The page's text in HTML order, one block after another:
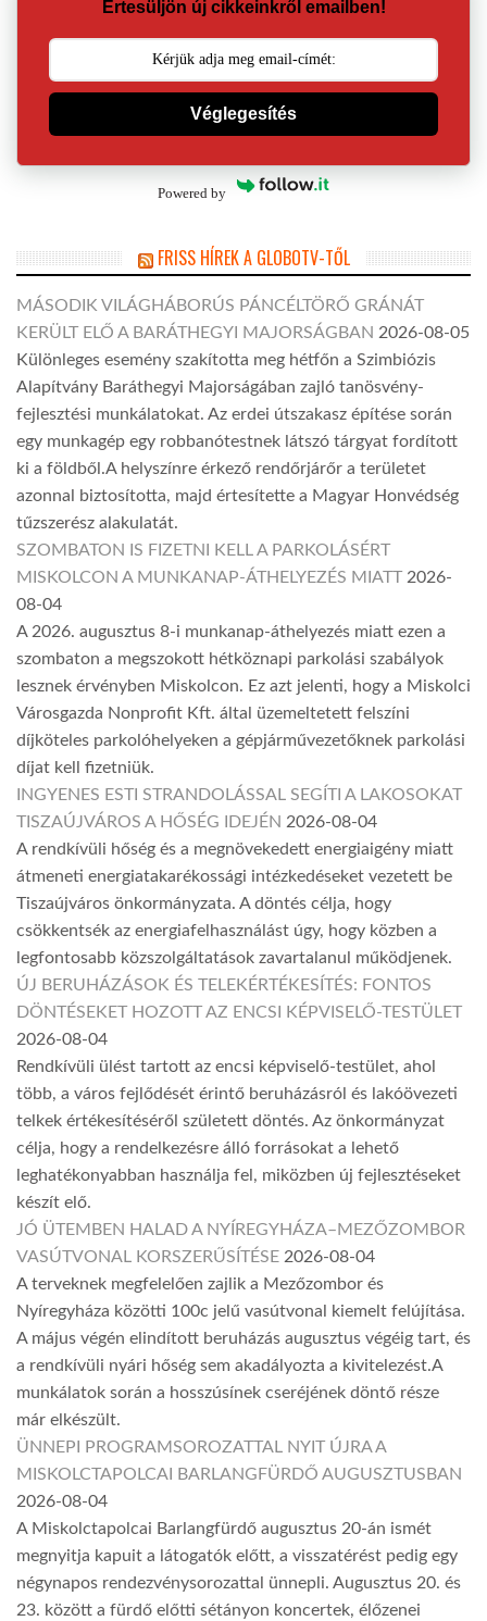
Értesüljön új cikkeinkről emailben!
Véglegesítés
Powered by
FRISS HÍREK A GLOBOTV-TŐL
MÁSODIK VILÁGHÁBORÚS PÁNCÉLTÖRŐ GRÁNÁT
KERÜLT ELŐ A BARÁTHEGYI MAJORSÁGBAN 2026-08-05
Különleges esemény szakította meg hétfőn a Szimbiózis
Alapítvány Baráthegyi Majorságában zajló tanösvény-
fejlesztési munkálatokat. Az erdei útszakasz építése során
egy munkagép egy robbanótestnek látszó tárgyat fordított
ki a földből.A helyszínre érkező rendőrjárőr a területet
azonnal biztosította, majd értesítette a Magyar Honvédség
tűzszerész alakulatát.
SZOMBATON IS FIZETNI KELL A PARKOLÁSÉRT
MISKOLCON A MUNKANAP-ÁTHELYEZÉS MIATT 2026-
08-04
A 2026. augusztus 8-i munkanap-áthelyezés miatt ezen a
szombaton a megszokott hétköznapi parkolási szabályok
lesznek érvényben Miskolcon. Ez azt jelenti, hogy a Miskolci
Városgazda Nonprofit Kft. által üzemeltetett felszíni
díjköteles parkolóhelyeken a gépjárművezetőknek parkolási
díjat kell fizetniük.
INGYENES ESTI STRANDOLÁSSAL SEGÍTI A LAKOSOKAT
TISZAÚJVÁROS A HŐSÉG IDEJÉN 2026-08-04
A rendkívüli hőség és a megnövekedett energiaigény miatt
átmeneti energiatakarékossági intézkedéseket vezetett be
Tiszaújváros önkormányzata. A döntés célja, hogy
csökkentsék az energiafelhasználást úgy, hogy közben a
legfontosabb közszolgáltatások zavartalanul működjenek.
ÚJ BERUHÁZÁSOK ÉS TELEKÉRTÉKESÍTÉS: FONTOS
DÖNTÉSEKET HOZOTT AZ ENCSI KÉPVISELŐ-TESTÜLET
2026-08-04
Rendkívüli ülést tartott az encsi képviselő-testület, ahol
több, a város fejlődését érintő beruházásról és lakóövezeti
telkek értékesítéséről született döntés. Az önkormányzat
célja, hogy a rendelkezésre álló forrásokat a lehető
leghatékonyabban használja fel, miközben új fejlesztéseket
készít elő.
JÓ ÜTEMBEN HALAD A NYÍREGYHÁZA–MEZŐZOMBOR
VASÚTVONAL KORSZERŰSÍTÉSE 2026-08-04
A terveknek megfelelően zajlik a Mezőzombor és
Nyíregyháza közötti 100c jelű vasútvonal kiemelt felújítása.
A május végén elindított beruházás augusztus végéig tart, és
a rendkívüli nyári hőség sem akadályozta a kivitelezést.A
munkálatok során a hosszúsínek cseréjének döntő része
már elkészült.
ÜNNEPI PROGRAMSOROZATTAL NYIT ÚJRA A
MISKOLCTAPOLCAI BARLANGFÜRDŐ AUGUSZTUSBAN
2026-08-04
A Miskolctapolcai Barlangfürdő augusztus 20-án ismét
megnyitja kapuit a látogatók előtt, a visszatérést pedig egy
négynapos rendezvénysorozattal ünnepli. Augusztus 20. és
23. között a fürdő előtti sétányon koncertek, élőzenei